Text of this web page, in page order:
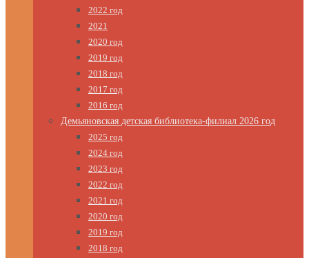
2022 год
2021
2020 год
2019 год
2018 год
2017 год
2016 год
Демьяновская детская библиотека-филиал 2026 год
2025 год
2024 год
2023 год
2022 год
2021 год
2020 год
2019 год
2018 год